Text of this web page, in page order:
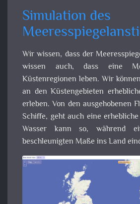
Küstengebieten erhebliche
den ausgehobenen Flüssen,
auch eine erhebliche Gefahr
während einer Flut, in einem
eindringen.
Meeresspiegel-Simulation:
Die Simulation bezieht sich